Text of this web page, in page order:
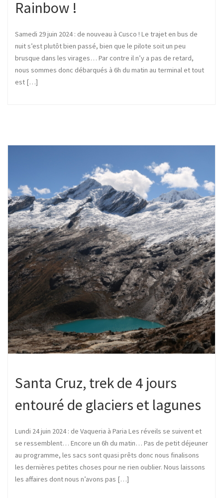
Rainbow !
Samedi 29 juin 2024 : de nouveau à Cusco ! Le trajet en bus de
nuit s’est plutôt bien passé, bien que le pilote soit un peu
brusque dans les virages… Par contre il n’y a pas de retard,
nous sommes donc débarqués à 6h du matin au terminal et tout
est […]
Santa Cruz, trek de 4 jours
entouré de glaciers et lagunes
Lundi 24 juin 2024 : de Vaqueria à Paria Les réveils se suivent et
se ressemblent… Encore un 6h du matin… Pas de petit déjeuner
au programme, les sacs sont quasi prêts donc nous finalisons
les dernières petites choses pour ne rien oublier. Nous laissons
les affaires dont nous n’avons pas […]